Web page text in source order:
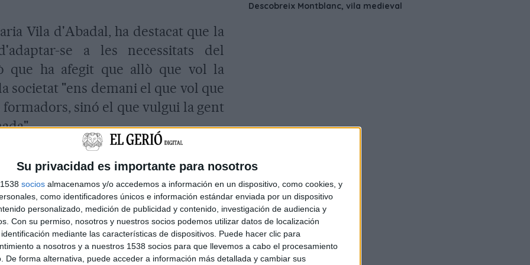
Su privacidad es importante para nosotros
socios almacenamos y/o accedemos a información en un dispositivo, como cookies, y
como identificadores únicos e información estándar enviada por un dispositivo
personalizado, medición de publicidad y contenido, investigación de audiencia y
Con su permiso, nosotros y nuestros socios podemos utilizar datos de localización
mediante las características de dispositivos. Puede hacer clic para
a nosotros y a nuestros 1538 socios para que llevemos a cabo el procesamiento
De forma alternativa, puede acceder a información más detallada y cambiar sus
Vila d'Abadal, ha destacat que la
se a les necessitats del
que ha afegit que allò que vol la
societat "ens demani el que vol que
sinó el que vulgui la gent
reunió entre tots els membres del
Balmes, òrgan titular de
ordinària comptarà amb la
entre ells hi haurà l'alcalde